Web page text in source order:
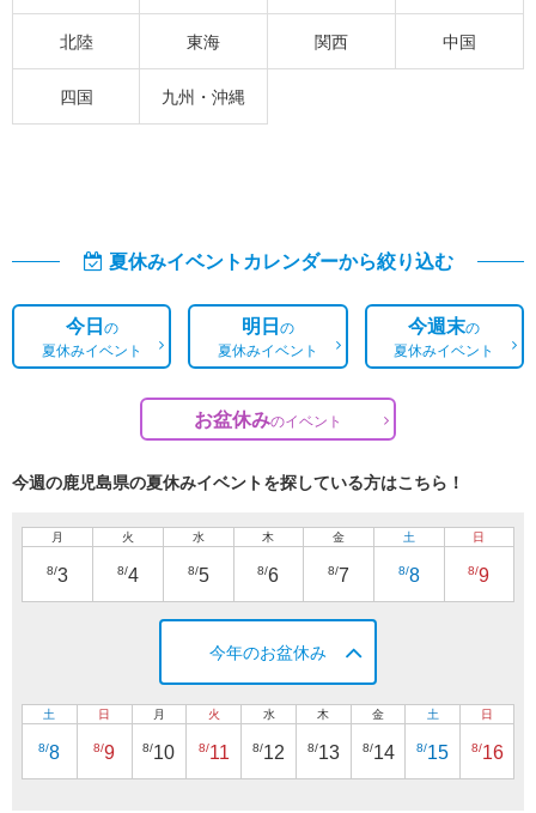
北陸 東海 関西 中国
四国 九州・沖縄
夏休みイベントカレンダーから絞り込む
今日の
夏休みイベント
明日の
夏休みイベント
今週末の
夏休みイベント
お盆休みのイベント
今週の鹿児島県の夏休みイベントを探している方はこちら！
月
8/3
火
8/4
水
8/5
木
8/6
金
8/7
土
8/8
日
8/9
今年のお盆休み
土
8/8
日
8/9
月
8/10
火
8/11
水
8/12
木
8/13
金
8/14
土
8/15
日
8/16